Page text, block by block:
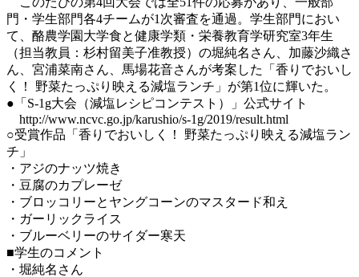
門・学生部門各4チームが1次審査を通過。学生部門におい
て、酪農学園大学食と健康学類・栄養教育学研究室3年生
（担当教員：杉村留美子准教授）の堀純名さん、加藤沙織さ
ん、宮浦菜南さん、馬場花音さんが考案した「香りでおいし
く！ 野菜たっぷり映える減塩ランチ」が第1位に輝いた。
●「S-1g大会（減塩レシピコンテスト）」公式サイト
http://www.ncvc.go.jp/karushio/s-1g/2019/result.html
○受賞作品「香りでおいしく！ 野菜たっぷり映える減塩ラン
チ」
・アジのナッツ焼き
・豆腐のカプレーゼ
・ブロッコリーとヤングコーンのマスタード和え
・ガーリックライス
・ブルーベリーのサイダー寒天
■学生のコメント
・堀純名さん